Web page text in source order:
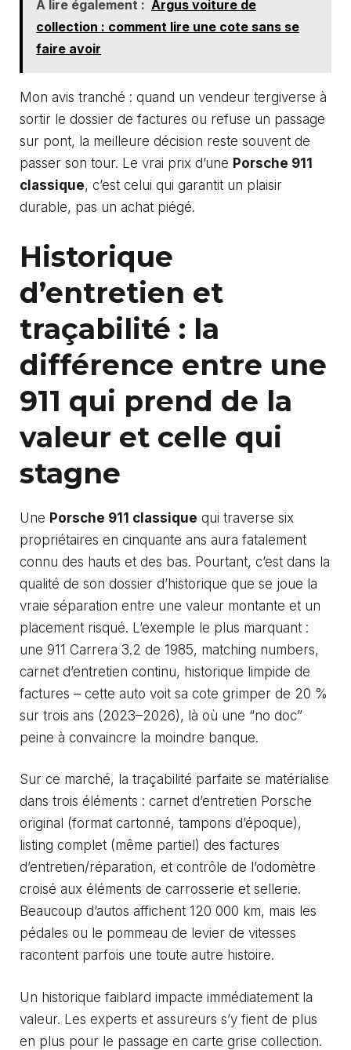
A lire également : Argus voiture de
collection : comment lire une cote sans se
faire avoir
Mon avis tranché : quand un vendeur tergiverse à
sortir le dossier de factures ou refuse un passage
sur pont, la meilleure décision reste souvent de
passer son tour. Le vrai prix d’une Porsche 911
classique, c’est celui qui garantit un plaisir
durable, pas un achat piégé.
Historique
d’entretien et
traçabilité : la
différence entre une
911 qui prend de la
valeur et celle qui
stagne
Une Porsche 911 classique qui traverse six
propriétaires en cinquante ans aura fatalement
connu des hauts et des bas. Pourtant, c’est dans la
qualité de son dossier d’historique que se joue la
vraie séparation entre une valeur montante et un
placement risqué. L’exemple le plus marquant :
une 911 Carrera 3.2 de 1985, matching numbers,
carnet d’entretien continu, historique limpide de
factures – cette auto voit sa cote grimper de 20 %
sur trois ans (2023–2026), là où une “no doc”
peine à convaincre la moindre banque.
Sur ce marché, la traçabilité parfaite se matérialise
dans trois éléments : carnet d’entretien Porsche
original (format cartonné, tampons d’époque),
listing complet (même partiel) des factures
d’entretien/réparation, et contrôle de l’odomètre
croisé aux éléments de carrosserie et sellerie.
Beaucoup d’autos affichent 120 000 km, mais les
pédales ou le pommeau de levier de vitesses
racontent parfois une toute autre histoire.
Un historique faiblard impacte immédiatement la
valeur. Les experts et assureurs s’y fient de plus
en plus pour le passage en carte grise collection.